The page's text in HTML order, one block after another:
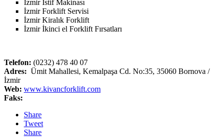
İzmir İstif Makinası
İzmir Forklift Servisi
İzmir Kiralık Forklift
İzmir İkinci el Forklift Fırsatları
Telefon: (0232) 478 40 07
Adres: Ümit Mahallesi, Kemalpaşa Cd. No:35, 35060 Bornova /
İzmir
Web: www.kivancforklift.com
Faks:
Share
Tweet
Share